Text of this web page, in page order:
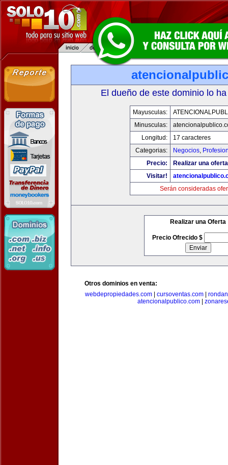
El dueño de este dominio lo
Mayusculas:
Minusculas:
Longitud:
17 caracteres
Categorias:
Negocios,
Precio:
Realizar una
Visitar!
Serán consideradas
Realizar una Oferta
Precio Ofrecido $
Otros dominios en venta:
webdepropiedades.com| cursoventas.com|
atencionalpublico.com